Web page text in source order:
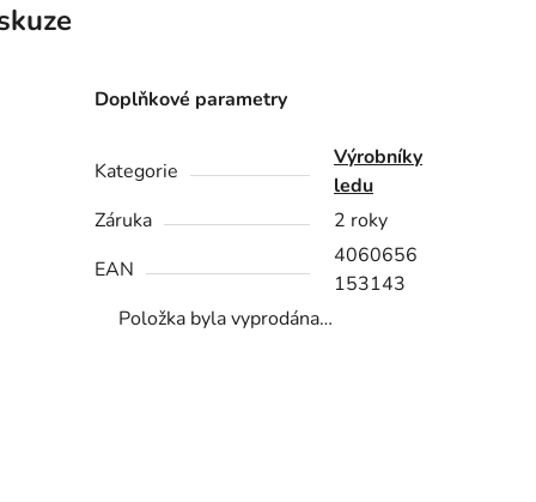
Doplňkové parametry
Kategorie
Výrobníky
ledu
Záruka
2 roky
EAN
4060656
153143
Položka byla vyprodána…